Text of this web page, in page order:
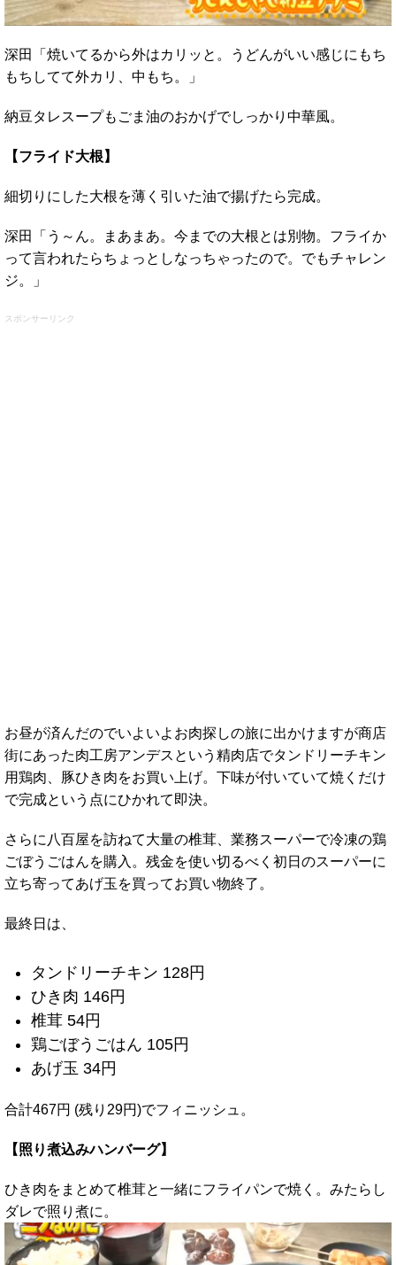
深田「焼いてるから外はカリッと。うどんがいい感じにもち
もちしてて外カリ、中もち。」
納豆タレスープもごま油のおかげでしっかり中華風。
【フライド大根】
細切りにした大根を薄く引いた油で揚げたら完成。
深田「う～ん。まあまあ。今までの大根とは別物。フライか
って言われたらちょっとしなっちゃったので。でもチャレン
ジ。」
スポンサーリンク
お昼が済んだのでいよいよお肉探しの旅に出かけますが商店
街にあった肉工房アンデスという精肉店でタンドリーチキン
用鶏肉、豚ひき肉をお買い上げ。下味が付いていて焼くだけ
で完成という点にひかれて即決。
さらに八百屋を訪ねて大量の椎茸、業務スーパーで冷凍の鶏
ごぼうごはんを購入。残金を使い切るべく初日のスーパーに
立ち寄ってあげ玉を買ってお買い物終了。
最終日は、
タンドリーチキン 128円
ひき肉 146円
椎茸 54円
鶏ごぼうごはん 105円
あげ玉 34円
合計467円 (残り29円)でフィニッシュ。
【照り煮込みハンバーグ】
ひき肉をまとめて椎茸と一緒にフライパンで焼く。みたらし
ダレで照り煮に。